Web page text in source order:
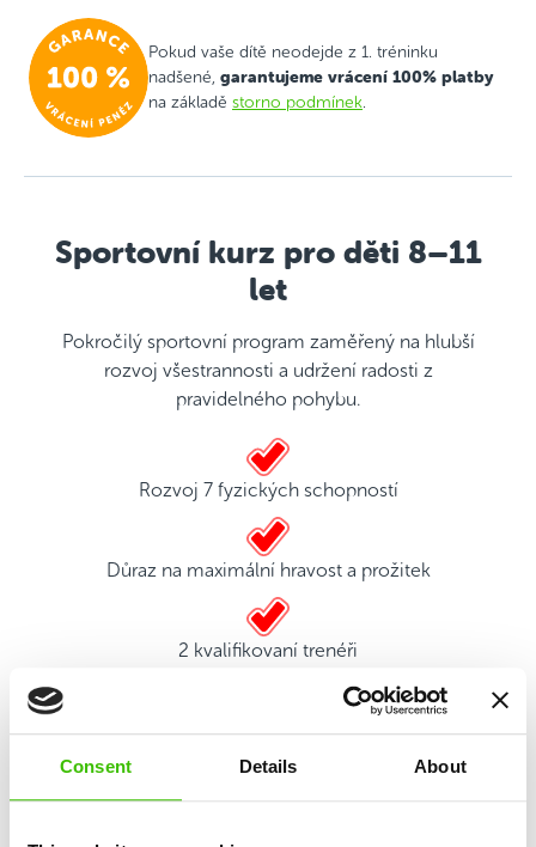
Consent Details About
Pokud vaše dítě neodejde z 1. tréninku
nadšené, garantujeme vrácení 100% platby
na základě storno podmínek.
Sportovní kurz pro děti 8–11
let
Pokročilý sportovní program zaměřený na hlubší
rozvoj všestrannosti a udržení radosti z
pravidelného pohybu.
Rozvoj 7 fyzických schopností
Důraz na maximální hravost a prožitek
2 kvalifikovaní trenéři
Hrací plán s motivačními samolepkami